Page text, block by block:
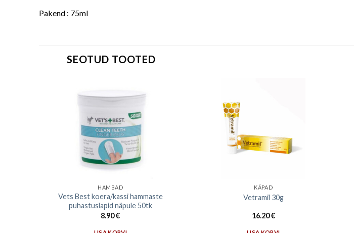
Pakend : 75ml
SEOTUD TOOTED
HAMBAD
Vets Best koera/kassi hammaste
puhastuslapid näpule 50tk
8.90€
KÄPAD
Vetramil 30g
16.20€